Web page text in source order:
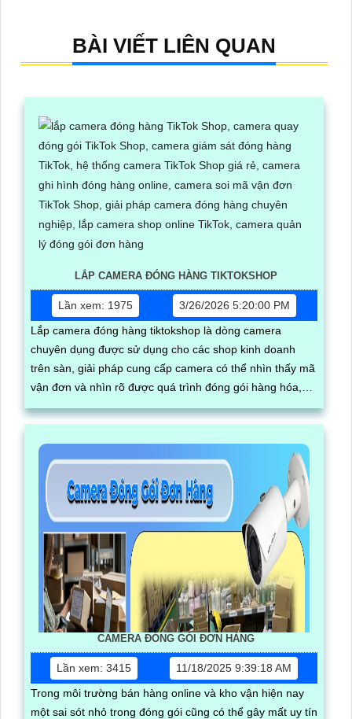
BÀI VIẾT LIÊN QUAN
LẮP CAMERA ĐÓNG HÀNG TIKTOKSHOP
Lần xem: 1975
3/26/2026 5:20:00 PM
Lắp camera đóng hàng tiktokshop là dòng camera
chuyên dụng được sử dụng cho các shop kinh doanh
trên sàn, giải pháp cung cấp camera có thể nhìn thấy mã
vận đơn và nhìn rõ được quá trình đóng gói hàng hóa,
kèm theo đấy có phần mềm quản lý mã vận đơn của đơn
hàng tải video trực tiếp
CAMERA ĐÓNG GÓI ĐƠN HÀNG
Lần xem: 3415
11/18/2025 9:39:18 AM
Trong môi trường bán hàng online và kho vận hiện nay
một sai sót nhỏ trong đóng gói cũng có thể gây mất uy tín